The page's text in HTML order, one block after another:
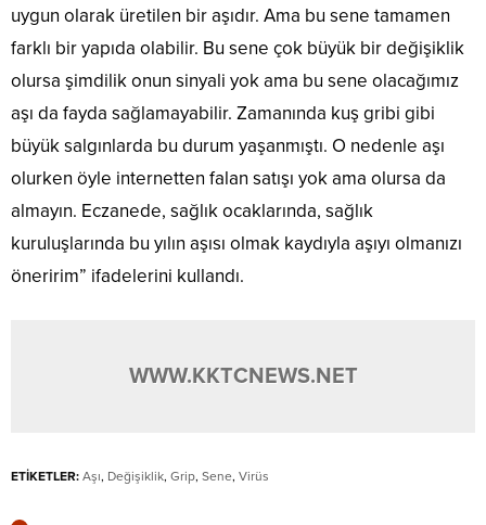
uygun olarak üretilen bir aşıdır. Ama bu sene tamamen
farklı bir yapıda olabilir. Bu sene çok büyük bir değişiklik
olursa şimdilik onun sinyali yok ama bu sene olacağımız
aşı da fayda sağlamayabilir. Zamanında kuş gribi gibi
büyük salgınlarda bu durum yaşanmıştı. O nedenle aşı
olurken öyle internetten falan satışı yok ama olursa da
almayın. Eczanede, sağlık ocaklarında, sağlık
kuruluşlarında bu yılın aşısı olmak kaydıyla aşıyı olmanızı
öneririm” ifadelerini kullandı.
WWW.KKTCNEWS.NET
ETİKETLER: Aşı, Değişiklik, Grip, Sene, Virüs